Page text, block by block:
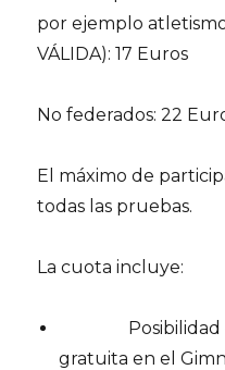
por ejemplo
VÁLIDA): 17 Euros
No federados: 22
El máximo de
todas las pruebas.
La cuota incluye:
Posibilidad de
gratuita en el